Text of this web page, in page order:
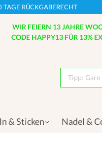
TAGE RÜCKGABERECHT
WIR FEIERN 13 JAHRE
CODE HAPPY13 FÜR 13%
& Sticken Nadel &